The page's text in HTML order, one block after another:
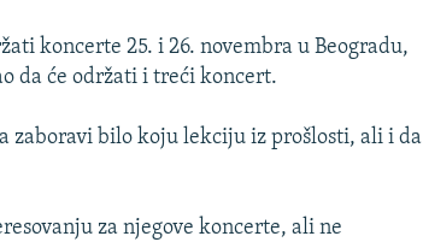
koncerte 25. i 26. novembra u Beogradu,
da će održati i treći koncert.
zaboravi bilo koju lekciju iz prošlosti, ali i da
za njegove koncerte, ali ne